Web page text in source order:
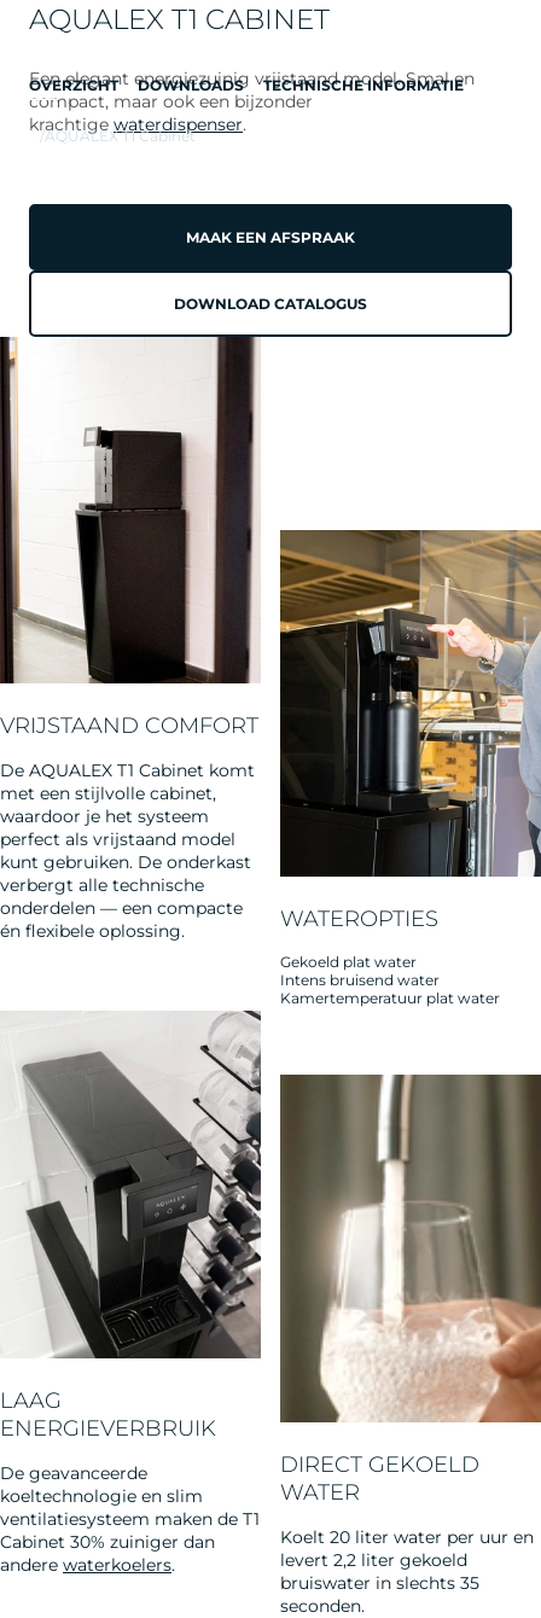
OVERZICHT DOWNLOADS TECHNISCHE INFORMATIE
/AQUALEX T1 Cabinet
AQUALEX T1 CABINET
ENERGIEZUINIG
VRIJSTAAND
MODEL
Tap voortaan heerlijk plat, gekoeld of bruisend water met de
AQUALEX T1 Cabinet, een elegant energiezuinig vrijstaand
model. Perfect voor kantoren of productieruimtes.
AQUALEX T1 CABINET
Een elegant energiezuinig vrijstaand model. Smal en
compact, maar ook een bijzonder
krachtige waterdispenser.
MAAK EEN AFSPRAAK
DOWNLOAD CATALOGUS
VRIJSTAAND COMFORT
De AQUALEX T1 Cabinet komt
met een stijlvolle cabinet,
waardoor je het systeem
perfect als vrijstaand model
kunt gebruiken. De onderkast
verbergt alle technische
onderdelen — een compacte
én flexibele oplossing.
WATEROPTIES
Gekoeld plat water
Intens bruisend water
Kamertemperatuur plat water
LAAG
ENERGIEVERBRUIK​
De geavanceerde
koeltechnologie en slim
ventilatiesysteem maken de T1
Cabinet 30% zuiniger dan
andere waterkoelers.
DIRECT GEKOELD
WATER
Koelt 20 liter water per uur en
levert 2,2 liter gekoeld
bruiswater in slechts 35
seconden.